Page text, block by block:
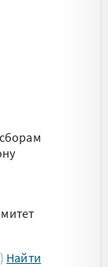
Найти